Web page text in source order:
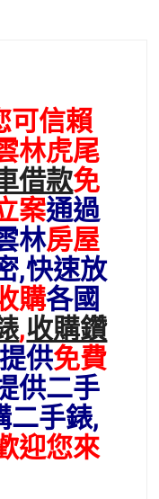
可信賴
林虎尾
借款免
案通過
林房屋
,快速放
購各國
,收購鑽
供免費
供二手
二手錶,
迎您來